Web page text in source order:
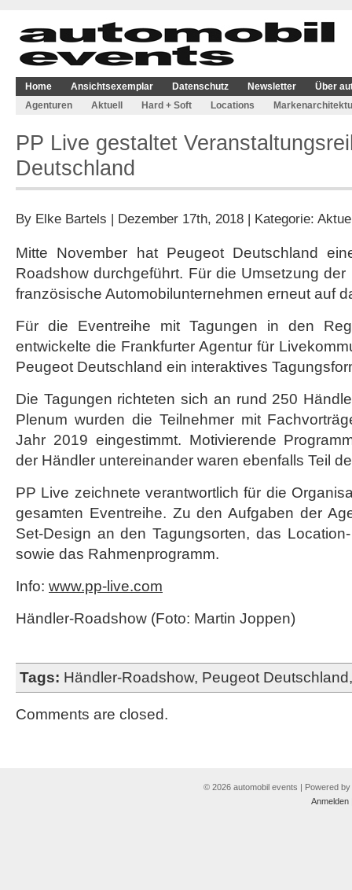
Home Ansichtsexemplar Datenschutz Newsletter
Über
Agenturen
Aktuell Hard + Soft Locations
PP Live gestaltet
Deutschland
By Elke Bartels | Dezember 17th, 2018 | Kategorie:
Mitte November hat Peugeot Deutschland
Roadshow durchgeführt. Für die Umsetzung
französische Automobilunternehmen erneut auf
Für die Eventreihe mit Tagungen in den
entwickelte die Frankfurter Agentur für
Peugeot Deutschland ein interaktives
Die Tagungen richteten sich an rund 250
Plenum wurden die Teilnehmer mit
Jahr 2019 eingestimmt. Motivierende
der Händler untereinander waren ebenfalls Teil
PP Live zeichnete verantwortlich für die
gesamten Eventreihe. Zu den Aufgaben der
Set-Design an den Tagungsorten, das
sowie das Rahmenprogramm.
Info: www.pp-live.com
Händler-Roadshow (Foto: Martin Joppen)
Tags: Händler-Roadshow, Peugeot Deutschland
Comments are closed.
© 2026 automobil events | Powered by
Anmelden|